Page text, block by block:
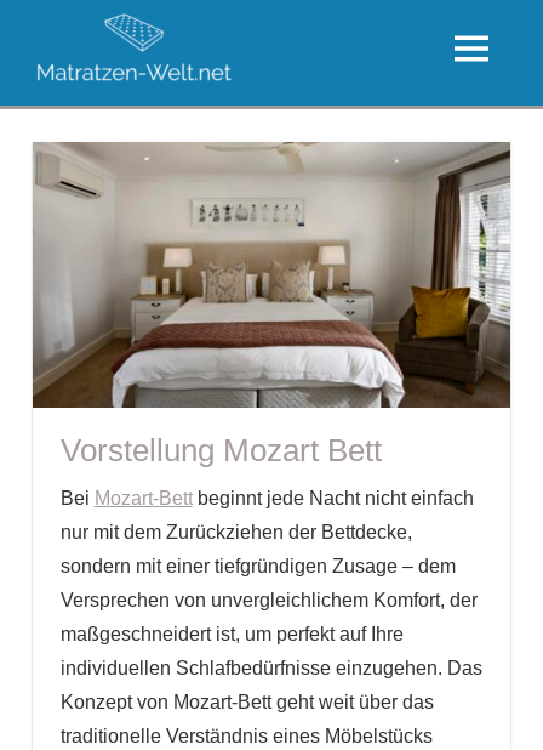
Welt
der
Matratzen
Die
Matratzen
MENU
Vorstellung Mozart Bett
Bei Mozart-Bettbeginnt jede Nacht nicht einfach
nur mit dem Zurückziehen der Bettdecke,
sondern mit einer tiefgründigen Zusage – dem
Versprechen von unvergleichlichem Komfort, der
maßgeschneidert ist, um perfekt auf Ihre
individuellen Schlafbedürfnisse einzugehen. Das
Konzept von Mozart-Bett geht weit über das
traditionelle Verständnis eines Möbelstücks